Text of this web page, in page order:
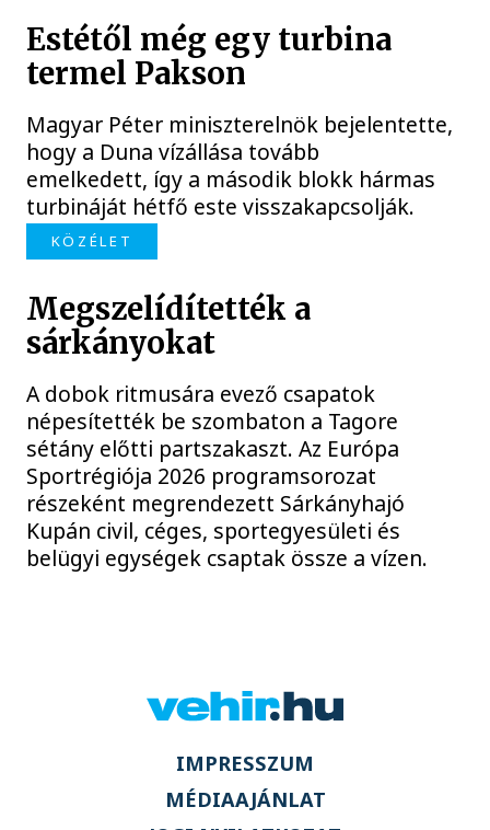
Estétől még egy turbina
termel Pakson
Magyar Péter miniszterelnök bejelentette,
hogy a Duna vízállása tovább
emelkedett, így a második blokk hármas
turbináját hétfő este visszakapcsolják.
KÖZÉLET
Megszelídítették a
sárkányokat
A dobok ritmusára evező csapatok
népesítették be szombaton a Tagore
sétány előtti partszakaszt. Az Európa
Sportrégiója 2026 programsorozat
részeként megrendezett Sárkányhajó
Kupán civil, céges, sportegyesületi és
belügyi egységek csaptak össze a vízen.
IMPRESSZUM
MÉDIAAJÁNLAT